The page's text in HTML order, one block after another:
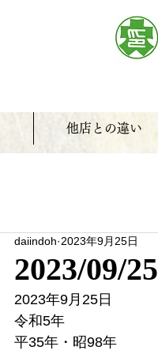
他店との違い
2023/09/25
daiindoh 2023年9月25日
2023年9月25日
令和5年
平35年・昭98年